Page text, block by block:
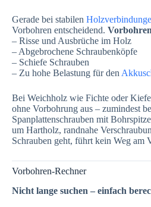
Gerade bei stabilen
Vorbohren entscheidend.
– Risse und Ausbrüche im Holz
– Abgebrochene Schraubenköpfe
– Schiefe Schrauben
– Zu hohe Belastung für den
Bei Weichholz wie Fichte oder
ohne Vorbohrung aus – zumindest
Spanplattenschrauben mit
um Hartholz, randnahe
Schrauben geht, führt kein Weg am
Vorbohren-Rechner
Nicht lange suchen – einfach